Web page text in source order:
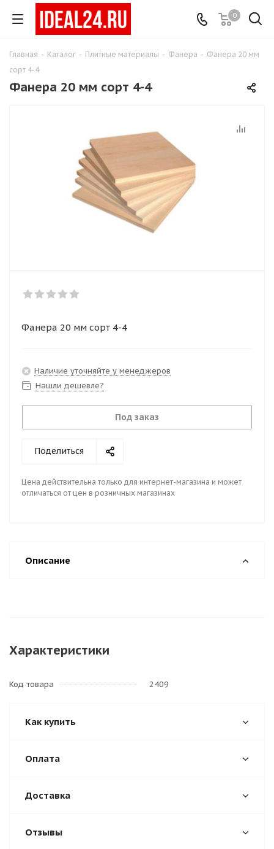
0
Главная - Каталог - Плитные материалы - Фанера - Фанера 20 мм
сорт 4-4
Фанера 20 мм сорт 4-4
Фанера 20 мм сорт 4-4
Наличие уточняйте у менеджеров
Нашли дешевле?
Под заказ
Поделиться
Цена действительна только для интернет-магазина и может
отличаться от цен в розничных магазинах
Описание
Характеристики
Код товара 2409
Как купить
Оплата
Доставка
Отзывы